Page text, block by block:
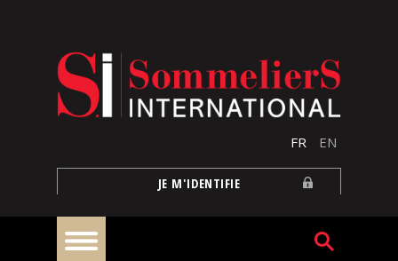
FR EN
JE M'IDENTIFIE